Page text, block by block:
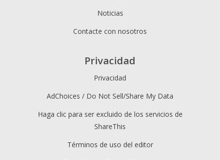
Noticias
Contacte con nosotros
Privacidad
Privacidad
AdChoices / Do Not Sell/Share My Data
Haga clic para ser excluido de los servicios de
ShareThis
Términos de uso del editor